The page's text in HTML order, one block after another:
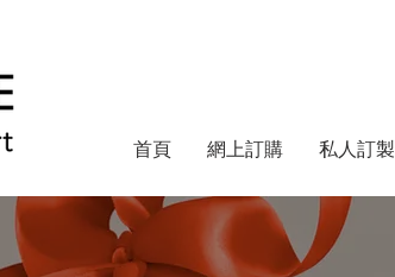
首頁 網上訂購 私人訂製